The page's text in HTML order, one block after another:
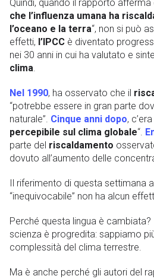
Quindi, quando il rapporto afferma
che l’influenza umana ha
l’oceano e la terra“, non si può
effetti, l’IPCC è diventato
nei 30 anni in cui ha valutato e
clima.
Nel 1990, ha osservato che il
“potrebbe essere in gran parte
naturale”. Cinque anni dopo, c’era
percepibile sul clima globale“.
parte del riscaldamento
dovuto all’aumento delle
Il riferimento di questa settimana
“inequivocabile” non ha alcun
Perché questa lingua è
scienza è progredita: sappiamo
complessità del clima terrestre.
Ma è anche perché gli autori del